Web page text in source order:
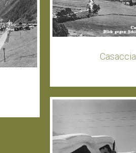
Casaccia